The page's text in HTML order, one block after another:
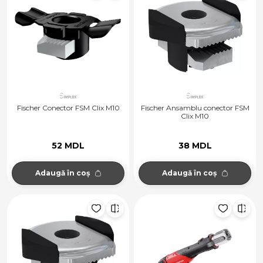
Fischer Conector FSM Clix M10
52 MDL
Adaugă în coș
Fischer Ansamblu conector FSM
Clix M10
38 MDL
Adaugă în coș